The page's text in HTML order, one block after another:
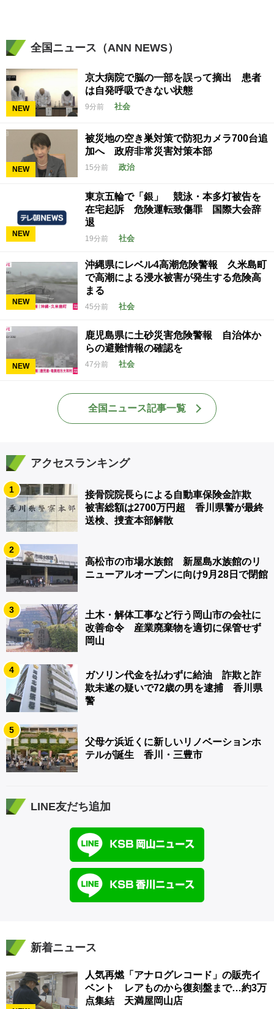
全国ニュース（ANN NEWS）
NEW
京大病院で脳の一部を誤って摘出 患者
は自発呼吸できない状態
9分前 社会
NEW
被災地の空き巣対策で防犯カメラ700台追
加へ 政府非常災害対策本部
15分前 政治
NEW
東京五輪で「銀」 競泳・本多灯被告を
在宅起訴 危険運転致傷罪 国際大会辞
退
19分前 社会
NEW
沖縄県にレベル4高潮危険警報 久米島町
で高潮による浸水被害が発生する危険高
まる
45分前 社会
NEW
鹿児島県に土砂災害危険警報 自治体か
らの避難情報の確認を
47分前 社会
全国ニュース記事一覧
アクセスランキング
1
接骨院院長らによる自動車保険金詐欺
被害総額は2700万円超 香川県警が最終
送検、捜査本部解散
2
高松市の市場水族館 新屋島水族館のリ
ニューアルオープンに向け9月28日で閉館
3
土木・解体工事など行う岡山市の会社に
改善命令 産業廃棄物を適切に保管せず
岡山
4
ガソリン代金を払わずに給油 詐欺と詐
欺未遂の疑いで72歳の男を逮捕 香川県
警
5
父母ケ浜近くに新しいリノベーションホ
テルが誕生 香川・三豊市
LINE友だち追加
新着ニュース
人気再燃「アナログレコード」の販売イ
ベント レアものから復刻盤まで…約3万
点集結 天満屋岡山店